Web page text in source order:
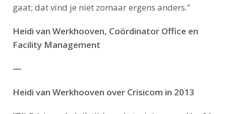
gaat; dat vind je niet zomaar ergens anders.”
Heidi van Werkhooven, Coördinator Office en
Facility Management
—
Heidi van Werkhooven over Crisicom in 2013